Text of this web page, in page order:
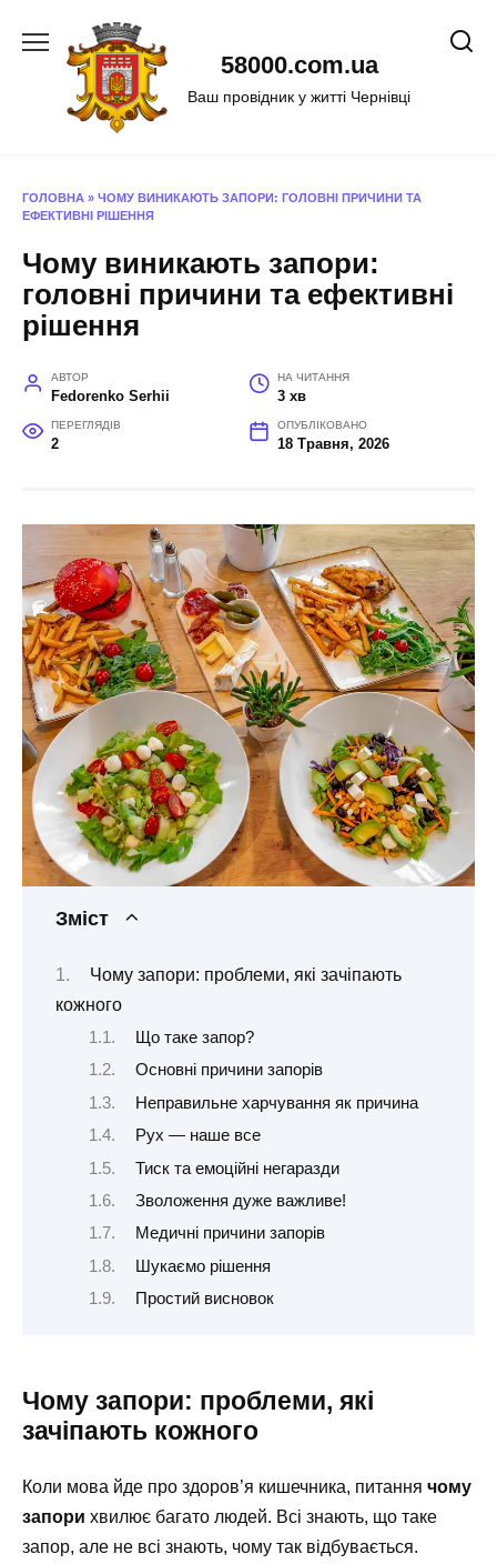
58000.com.ua
Ваш провідник у житті Чернівці
ГОЛОВНА » ЧОМУ ВИНИКАЮТЬ ЗАПОРИ: ГОЛОВНІ ПРИЧИНИ ТА
ЕФЕКТИВНІ РІШЕННЯ
Чому виникають запори:
головні причини та ефективні
рішення
АВТОР
Fedorenko Serhii
НА ЧИТАННЯ
3 хв
ПЕРЕГЛЯДІВ
2
ОПУБЛІКОВАНО
18 Травня, 2026
Зміст
Чому запори: проблеми, які зачіпають
кожного
Що таке запор?
Основні причини запорів
Неправильне харчування як причина
Рух — наше все
Тиск та емоційні негаразди
Зволоження дуже важливе!
Медичні причини запорів
Шукаємо рішення
Простий висновок
Чому запори: проблеми, які
зачіпають кожного
Коли мова йде про здоров’я кишечника, питання чому
запори хвилює багато людей. Всі знають, що таке
запор, але не всі знають, чому так відбувається.